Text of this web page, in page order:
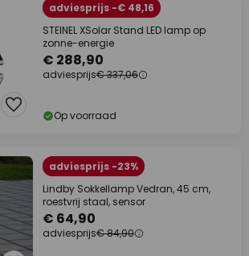
adviesprijs -€ 48,16
STEINEL XSolar Stand LED lamp op
zonne-energie
€ 288,90
adviesprijs€ 337,06
Op voorraad
adviesprijs -23%
Lindby Sokkellamp Vedran, 45 cm,
roestvrij staal, sensor
€ 64,90
adviesprijs€ 84,90